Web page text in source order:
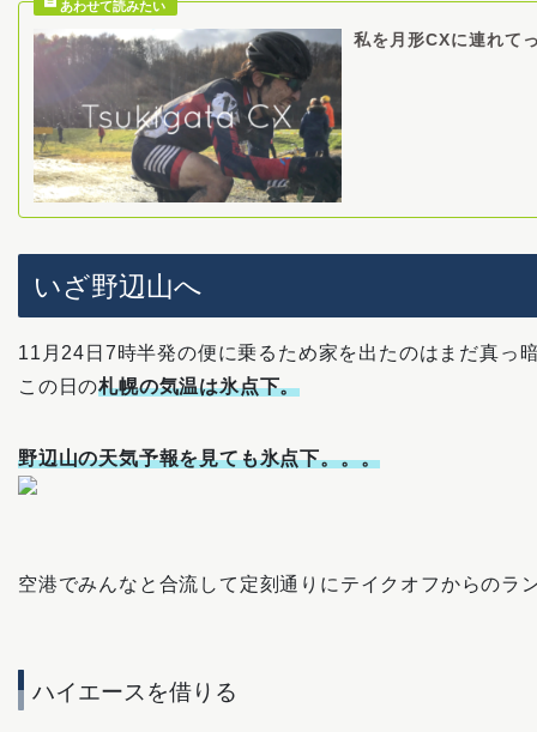
私を月形CXに連れて
いざ野辺山へ
11月24日7時半発の便に乗るため家を出たのはまだ真っ
この日の札幌の気温は氷点下。
野辺山の天気予報を見ても氷点下。。。
空港でみんなと合流して定刻通りにテイクオフからのラ
ハイエースを借りる